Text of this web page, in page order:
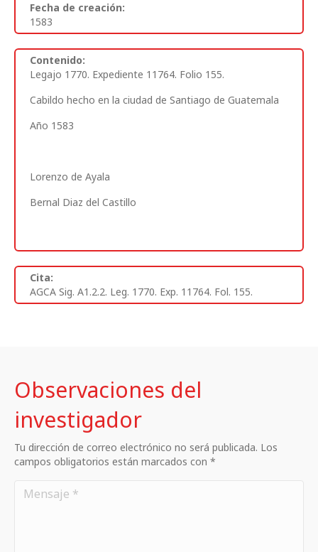
Fecha de creación:
1583
Contenido:
Legajo 1770. Expediente 11764. Folio 155.
Cabildo hecho en la ciudad de Santiago de Guatemala
Año 1583
Lorenzo de Ayala
Bernal Diaz del Castillo
Cita:
AGCA Sig. A1.2.2. Leg. 1770. Exp. 11764. Fol. 155.
Observaciones del
investigador
Tu dirección de correo electrónico no será publicada. Los
campos obligatorios están marcados con *